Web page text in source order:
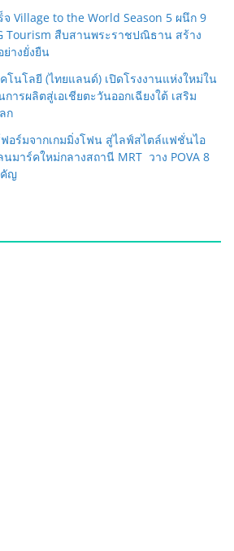
Village to the World Season 5 ผนึก 9
Tourism สืบสานพระราชปณิธาน สร้าง
างยั่งยืน
โนโลยี (ไทยแลนด์) เปิดโรงงานแห่งใหม่ใน
ารผลิตสู่เอเชียตะวันออกเฉียงใต้ เสริม
ก
อร์มจากเกมมิ่งโฟน สู่ไลฟ์สไตล์แฟชั่นไอ
มาร์คใหม่กลางสถานี MRT วาง POVA 8
คัญ